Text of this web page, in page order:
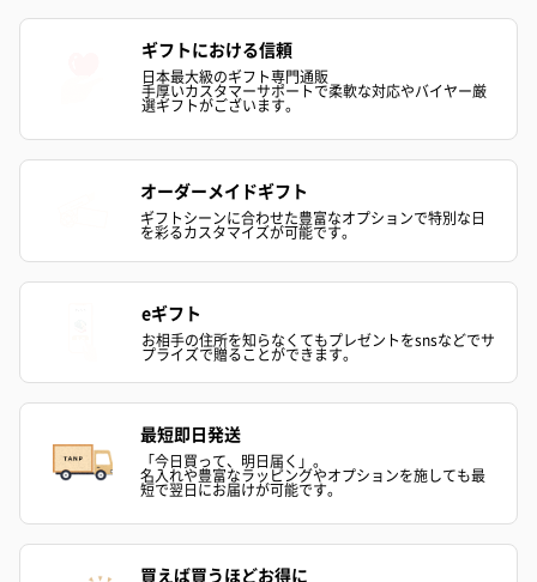
ギフトにおける信頼
日本最大級のギフト専門通販
手厚いカスタマーサポートで柔軟な対応やバイヤー厳
選ギフトがございます。
オーダーメイドギフト
ギフトシーンに合わせた豊富なオプションで特別な日
を彩るカスタマイズが可能です。
eギフト
お相手の住所を知らなくてもプレゼントをsnsなどでサ
プライズで贈ることができます。
最短即日発送
「今日買って、明日届く」。
名入れや豊富なラッピングやオプションを施しても最
短で翌日にお届けが可能です。
買えば買うほどお得に